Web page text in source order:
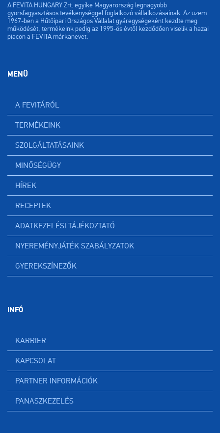
A FEVITA HUNGARY Zrt. egyike Magyarország legnagyobb
gyorsfagyasztásos tevékenységgel foglalkozó vállalkozásainak. Az üzem
1967-ben a Hűtőipari Országos Vállalat gyáregységeként kezdte meg
működését, termékeink pedig az 1995-ös évtől kezdődően viselik a hazai
piacon a FEVITA márkanevet.
MENÜ
A FEVITÁRÓL
TERMÉKEINK
SZOLGÁLTATÁSAINK
MINŐSÉGÜGY
HÍREK
RECEPTEK
ADATKEZELÉSI TÁJÉKOZTATÓ
NYEREMÉNYJÁTÉK SZABÁLYZATOK
GYEREKSZÍNEZŐK
INFÓ
KARRIER
KAPCSOLAT
PARTNER INFORMÁCIÓK
PANASZKEZELÉS